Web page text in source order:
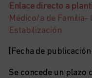
Enlace directo a
Médico/a de Familia-
Estabilización
[Fecha de
Se concede un plazo